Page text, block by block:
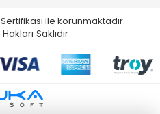
ile korunmaktadır.
Saklıdır